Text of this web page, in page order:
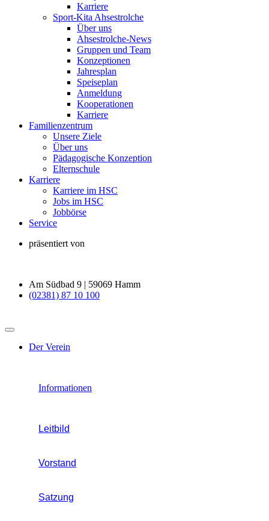
Karriere
Sport-Kita Ahsestrolche
Über uns
Ahsestrolche-News
Gruppen und Team
Konzeptionen
Jahresplan
Speiseplan
Anmeldung
Kooperationen
Karriere
Familienzentrum
Unsere Ziele
Über uns
Pädagogische Konzeption
Elternschule
Karriere
Karriere im HSC
Jobs im HSC
Jobbörse
Service
präsentiert von
Am Südbad 9 | 59069 Hamm
(02381) 87 10 100
Der Verein
Informationen
Leitbild
Vorstand
Satzung